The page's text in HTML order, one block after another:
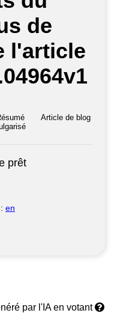
de
l'article
Article de blog
prêt
en
par l'IA en votant